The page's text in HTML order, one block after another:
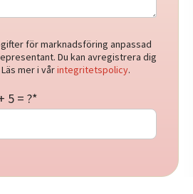
för marknadsföring anpassad
Du kan avregistrera dig
mer i vårintegritetspolicy.
5 = ?*